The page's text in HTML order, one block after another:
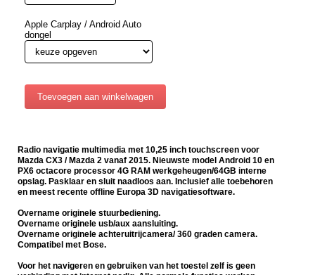
Apple Carplay / Android Auto
dongel
Radio navigatie multimedia met 10,25 inch touchscreen voor
Mazda CX3 / Mazda 2 vanaf 2015. Nieuwste model Android 10 en
PX6 octacore processor 4G RAM werkgeheugen/64GB interne
opslag. Pasklaar en sluit naadloos aan. Inclusief alle toebehoren
en meest recente offline Europa 3D navigatiesoftware.
Overname originele stuurbediening.
Overname originele usb/aux aansluiting.
Overname originele achteruitrijcamera/ 360 graden camera.
Compatibel met Bose.
Voor het navigeren en gebruiken van het toestel zelf is geen